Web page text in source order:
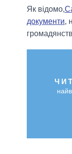
Як відомо,
документи,